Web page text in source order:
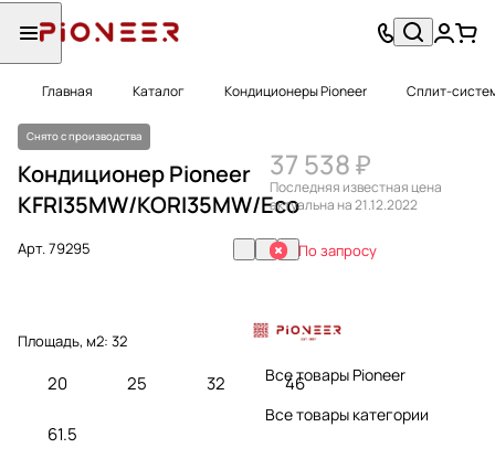
Главная Каталог Кондиционеры Pioneer Сплит-
Снято с производства
Кондиционер Pioneer
KFRI35MW/KORI35MW/Eco
Арт.79295
Площадь, м2: 32
20 25 32 46
61.5
37 538 ₽
Последняя известная цена
актуальна на 21.12.2022
По запросу
Все товары Pioneer
Все товары категории